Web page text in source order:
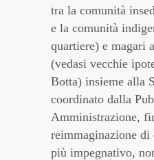
tra la comunità
e la comunità
quartiere) e magari
(vedasi vecchie
Botta) insieme alla
coordinato dalla
Amministrazione,
reimmaginazione di
più impegnativo,